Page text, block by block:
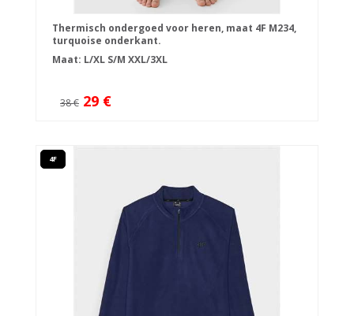
Thermisch ondergoed voor heren, maat 4F M234,
turquoise onderkant.
Maat: L/XL S/M XXL/3XL
38 € 29 €
4F